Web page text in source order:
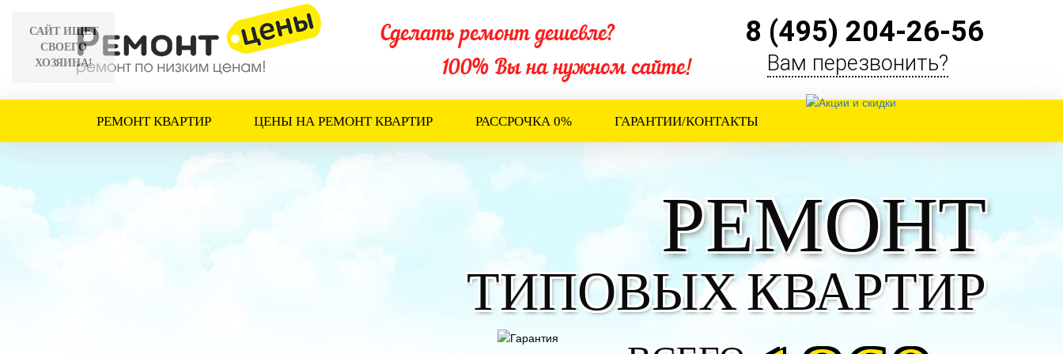
Сделать ремонт дешевле?
100% Вы на нужном сайте!
8 (495) 204-26-56
Вам перезвонить?
РЕМОНТ КВАРТИР ЦЕНЫ НА РЕМОНТ КВАРТИР РАССРОЧКА 0% ГАРАНТИИ/КОНТАКТЫ
РЕМОНТ
ТИПОВЫХКВАРТИР
САЙТ ИЩЕТ
СВОЕГО
ХОЗЯИНА!